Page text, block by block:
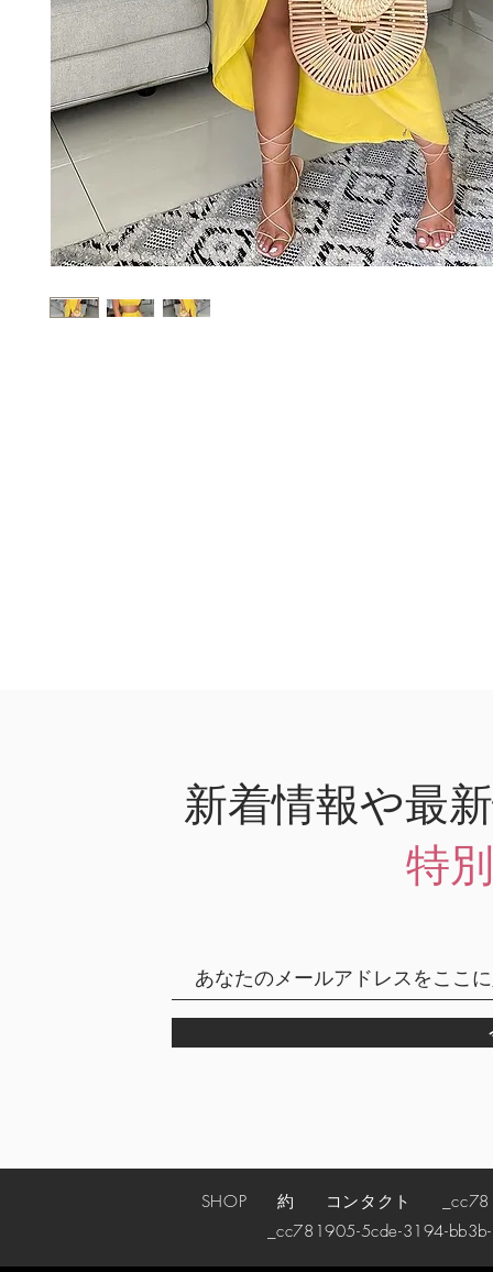
新着情報や最
特
SHOP 約 コンタクト
_cc781905-5cde-3194-